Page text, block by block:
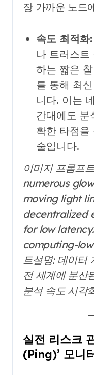
장 가까운 노드
속도 최적화:
나 트러스트
하는 짧은
를 통해 최
니다. 이는
간대에도 분
확한 타점을
술입니다.
이미지 프롬프
numerous
moving light
decentralized
for low latency.
computing-
트설명: 데이터
전 세계에 분산
분석 속도 시각
실전 리스크
(Ping)’ 모니